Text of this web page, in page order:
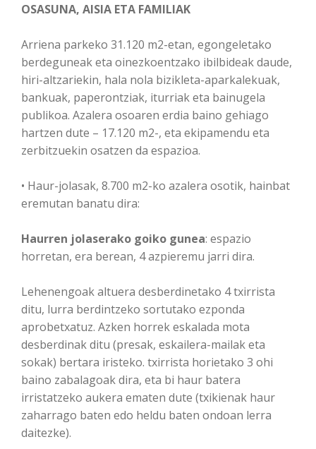
OSASUNA, AISIA ETA FAMILIAK
Arriena parkeko 31.120 m2-etan, egongeletako
berdeguneak eta oinezkoentzako ibilbideak daude,
hiri-altzariekin, hala nola bizikleta-aparkalekuak,
bankuak, paperontziak, iturriak eta bainugela
publikoa. Azalera osoaren erdia baino gehiago
hartzen dute – 17.120 m2-, eta ekipamendu eta
zerbitzuekin osatzen da espazioa.
• Haur-jolasak, 8.700 m2-ko azalera osotik, hainbat
eremutan banatu dira:
Haurren jolaserako goiko gunea: espazio
horretan, era berean, 4 azpieremu jarri dira.
Lehenengoak altuera desberdinetako 4 txirrista
ditu, lurra berdintzeko sortutako ezponda
aprobetxatuz. Azken horrek eskalada mota
desberdinak ditu (presak, eskailera-mailak eta
sokak) bertara iristeko. txirrista horietako 3 ohi
baino zabalagoak dira, eta bi haur batera
irristatzeko aukera ematen dute (txikienak haur
zaharrago baten edo heldu baten ondoan lerra
daitezke).